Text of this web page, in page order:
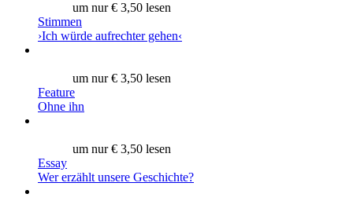
um nur € 3,50 lesen
Stimmen
›Ich würde aufrechter gehen‹
um nur € 3,50 lesen
Feature
Ohne ihn
um nur € 3,50 lesen
Essay
Wer erzählt unsere Geschichte?